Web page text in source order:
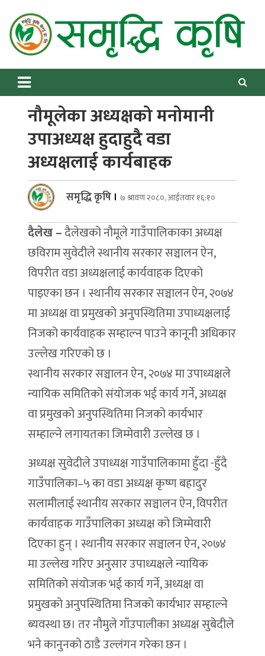
to
content
Samriddhikrishi
Online News Portal
नौमूलेका अध्यक्षको मनोमानी
उपाअध्यक्ष हुदाहुदै वडा
अध्यक्षलाई कार्यबाहक
समृद्धि कृषि । ७ श्रावण २०८०, आईतवार १६:१०
दैलेख –दैलेखको नौमूले गाउँपालिकाका अध्यक्ष
छविराम सुवेदीले स्थानीय सरकार सञ्चालन ऐन,
विपरीत वडा अध्यक्षलाई कार्यवाहक दिएको
पाइएका छन । स्थानीय सरकार सञ्चालन ऐन, २०७४
मा अध्यक्ष वा प्रमुखको अनुपस्थितिमा उपाध्यक्षलाई
निजको कार्यवाहक सम्हाल्न पाउने कानूनी अधिकार
उल्लेख गरिएको छ ।
स्थानीय सरकार सञ्चालन ऐन, २०७४ मा उपाध्यक्षले
न्यायिक समितिको संयोजक भई कार्य गर्ने, अध्यक्ष
वा प्रमुखको अनुपस्थितिमा निजको कार्यभार
सम्हाल्ने लगायतका जिम्मेवारी उल्लेख छ ।
अध्यक्ष सुवेदीले उपाध्यक्ष गाउँपालिकामा हुँदा -हुँदै
गाउँपालिका–५ का वडा अध्यक्ष कृष्ण बहादुर
सलामीलाई स्थानीय सरकार सञ्चालन ऐन, विपरीत
कार्यवाहक गाउँपालिका अध्यक्ष को जिम्मेवारी
दिएका हुन् । स्थानीय सरकार सञ्चालन ऐन, २०७४
मा उल्लेख गरिए अनुसार उपाध्यक्षले न्यायिक
समितिको संयोजक भई कार्य गर्ने, अध्यक्ष वा
प्रमुखको अनुपस्थितिमा निजको कार्यभार सम्हाल्ने
ब्यवस्था छ। तर नौमुले गाँउपालीका अध्यक्ष सुबेदीले
भने कानुनको ठाडै उल्लंगन गरेका छन ।